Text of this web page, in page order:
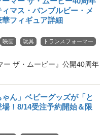
マス・バンブルビー・メ
華フィギュア詳細
映画 玩具
トランスフォーマー
ー ザ・ムービー』公開40周年
ゃん」ベビーグッズが「と
！8/14受注予約開始＆限